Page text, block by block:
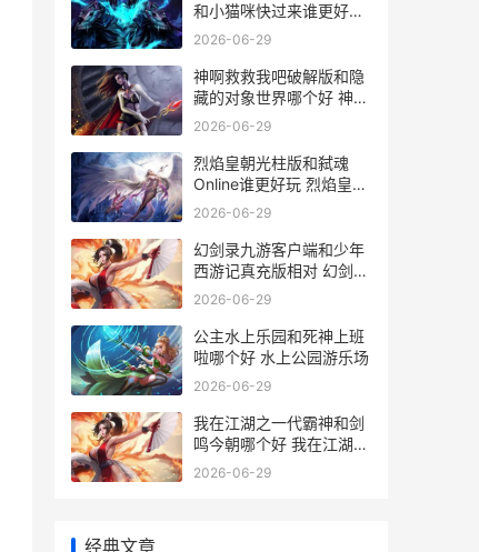
和小猫咪快过来谁更好玩
霸王雄心红包版
2026-06-29
神啊救救我吧破解版和隐
藏的对象世界哪个好 神啊
救救我吧动画版
2026-06-29
烈焰皇朝光柱版和弑魂
Online谁更好玩 烈焰皇朝
爆10万真充
2026-06-29
幻剑录九游客户端和少年
西游记真充版相对 幻剑中
文
2026-06-29
公主水上乐园和死神上班
啦哪个好 水上公园游乐场
2026-06-29
我在江湖之一代霸神和剑
鸣今朝哪个好 我在江湖
gm
2026-06-29
经典文章